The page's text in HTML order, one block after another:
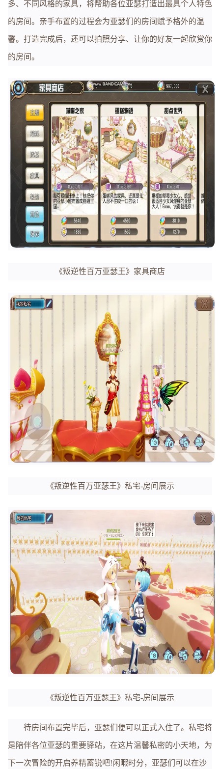
多、不同风格的家具，将帮助各位亚瑟打造出最具个人特色
的房间。亲手布置的过程会为亚瑟们的房间赋予格外的温
馨。打造完成后，还可以拍照分享、让你的好友一起欣赏你
的房间。
《叛逆性百万亚瑟王》家具商店
《叛逆性百万亚瑟王》私宅-房间展示
《叛逆性百万亚瑟王》私宅-房间展示
待房间布置完毕后，亚瑟们便可以正式入住了。私宅将
是陪伴各位亚瑟的重要驿站，在这片温馨私密的小天地，为
下一次冒险的开启养精蓄锐吧!闲暇时分，亚瑟们可以在沙